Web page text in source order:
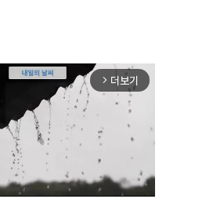
arrow_forward_ios 더보기